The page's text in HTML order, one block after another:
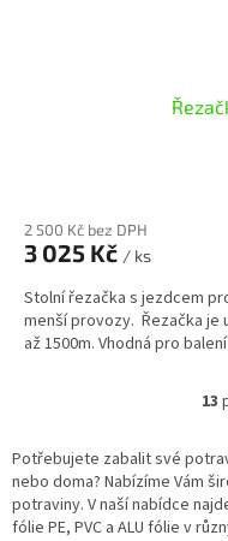
2 500 Kč bez DPH
3 025 Kč / ks
Stolní řezačka s jezdcem
menší provozy. Řezačka je
až 1500m. Vhodná pro
13
Potřebujete zabalit své
nebo doma? Nabízíme Vám
potraviny. V naší nabídce
fólie PE, PVC a ALU fólie v